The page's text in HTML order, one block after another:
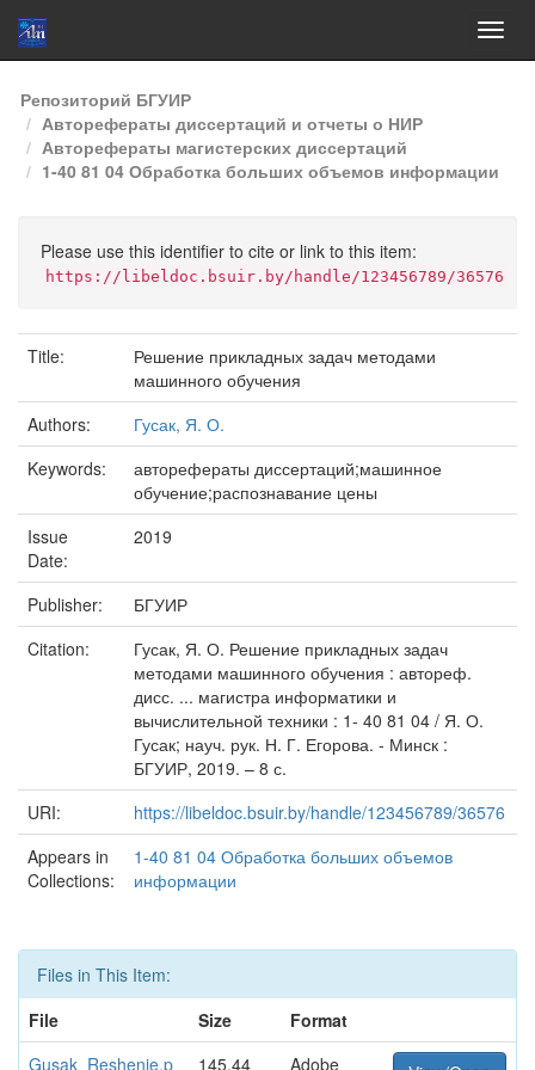
Skip
navigation
Репозиторий БГУИР
Авторефераты диссертаций и отчеты о НИР
Авторефераты магистерских диссертаций
1-40 81 04 Обработка больших объемов информации
Please use this identifier to cite or link to this item:
https://libeldoc.bsuir.by/handle/123456789/36576
Title:
Решение прикладных задач методами
машинного обучения
Authors:
Гусак, Я. О.
Keywords:
авторефераты диссертаций;машинное
обучение;распознавание цены
Issue
Date:
2019
Publisher:
БГУИР
Citation:
Гусак, Я. О. Решение прикладных задач
методами машинного обучения : автореф.
дисс. ... магистра информатики и
вычислительной техники : 1- 40 81 04 / Я. О.
Гусак; науч. рук. Н. Г. Егорова. - Минск :
БГУИР, 2019. – 8 с.
URI:
https://libeldoc.bsuir.by/handle/123456789/36576
Appears in
Collections:
1-40 81 04 Обработка больших объемов
информации
Files in This Item:
File
Size
Format
Gusak_Reshenie.p
145.44 Adobe